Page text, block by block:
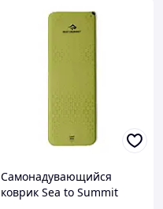
Самонадувающийся
коврик Sea to Summit